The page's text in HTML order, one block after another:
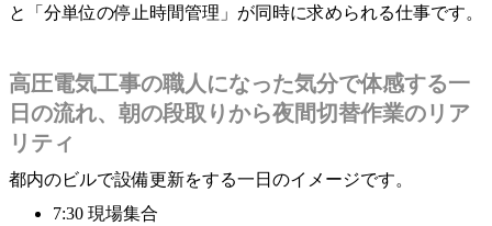
と「分単位の停止時間管理」が同時に求められる仕事です。
高圧電気工事の職人になった気分で体感する一
日の流れ、朝の段取りから夜間切替作業のリア
リティ
都内のビルで設備更新をする一日のイメージです。
7:30 現場集合